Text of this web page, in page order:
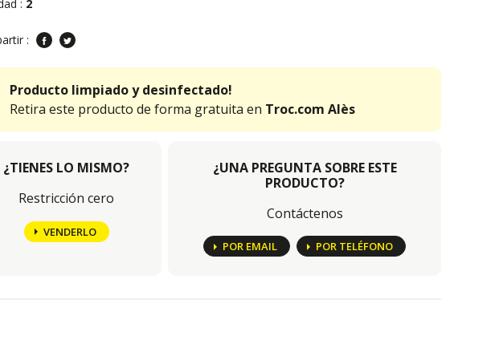
: 2
:
Producto limpiado y desinfectado!
Retira este producto de forma gratuita en Troc.com Alès
¿TIENES LO MISMO?
Restricción cero
VENDERLO
¿UNA PREGUNTA SOBRE ESTE
PRODUCTO?
Contáctenos
POR EMAIL POR TELÉFONO